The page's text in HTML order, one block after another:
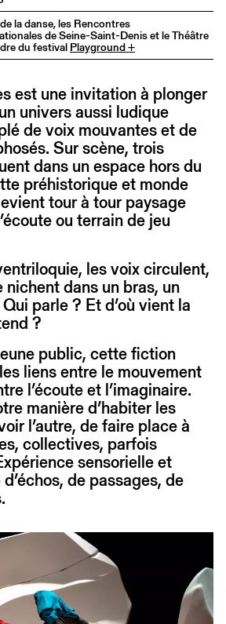
la danse, les Rencontres
de Seine-Saint-Denis et le Théâtre
du festival Playground +
est une invitation à plonger
univers aussi ludique
de voix mouvantes et de
Sur scène, trois
dans un espace hors du
préhistorique et monde
tour à tour paysage
ou terrain de jeu
les voix circulent,
dans un bras, un
parle ? Et d’où vient la
?
public, cette fiction
liens entre le mouvement
l’écoute et l’imaginaire.
manière d’habiter les
l’autre, de faire place à
collectives, parfois
sensorielle et
de passages, de